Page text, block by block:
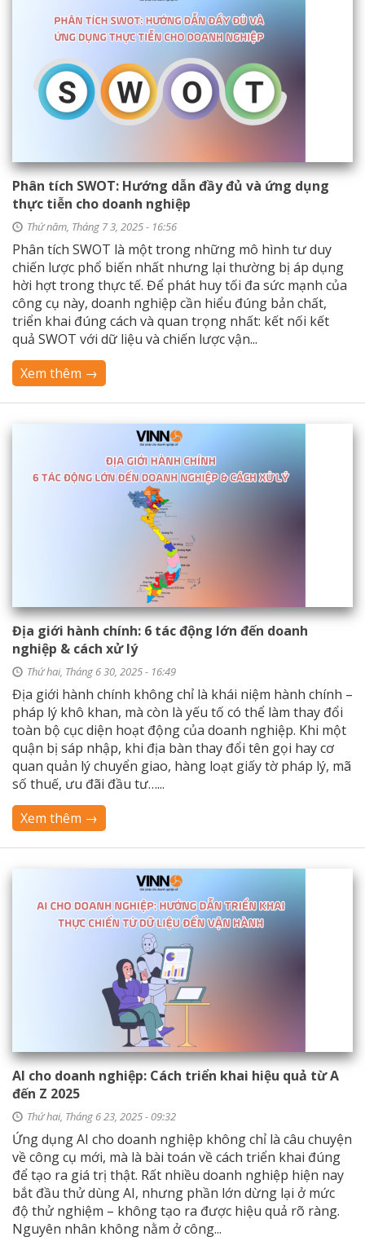
Phân tích SWOT: Hướng dẫn đầy đủ và ứng dụng
thực tiễn cho doanh nghiệp
Thứ năm, Tháng 7 3, 2025 - 16:56
Phân tích SWOT là một trong những mô hình tư duy
chiến lược phổ biến nhất nhưng lại thường bị áp dụng
hời hợt trong thực tế. Để phát huy tối đa sức mạnh của
công cụ này, doanh nghiệp cần hiểu đúng bản chất,
triển khai đúng cách và quan trọng nhất: kết nối kết
quả SWOT với dữ liệu và chiến lược vận...
Xem thêm →
Địa giới hành chính: 6 tác động lớn đến doanh
nghiệp & cách xử lý
Thứ hai, Tháng 6 30, 2025 - 16:49
Địa giới hành chính không chỉ là khái niệm hành chính –
pháp lý khô khan, mà còn là yếu tố có thể làm thay đổi
toàn bộ cục diện hoạt động của doanh nghiệp. Khi một
quận bị sáp nhập, khi địa bàn thay đổi tên gọi hay cơ
quan quản lý chuyển giao, hàng loạt giấy tờ pháp lý, mã
số thuế, ưu đãi đầu tư…...
Xem thêm →
AI cho doanh nghiệp: Cách triển khai hiệu quả từ A
đến Z 2025
Thứ hai, Tháng 6 23, 2025 - 09:32
Ứng dụng AI cho doanh nghiệp không chỉ là câu chuyện
về công cụ mới, mà là bài toán về cách triển khai đúng
để tạo ra giá trị thật. Rất nhiều doanh nghiệp hiện nay
bắt đầu thử dùng AI, nhưng phần lớn dừng lại ở mức
độ thử nghiệm – không tạo ra được hiệu quả rõ ràng.
Nguyên nhân không nằm ở công...